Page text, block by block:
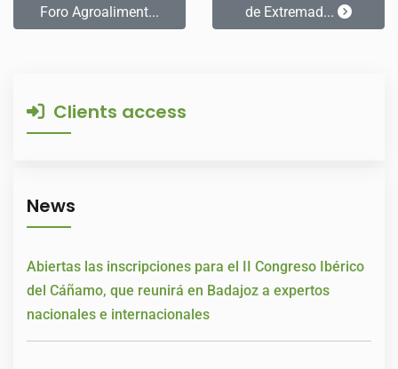
Foro Agroaliment...
de Extremad...
Clients access
News
Abiertas las inscripciones para el II Congreso Ibérico
del Cáñamo, que reunirá en Badajoz a expertos
nacionales e internacionales